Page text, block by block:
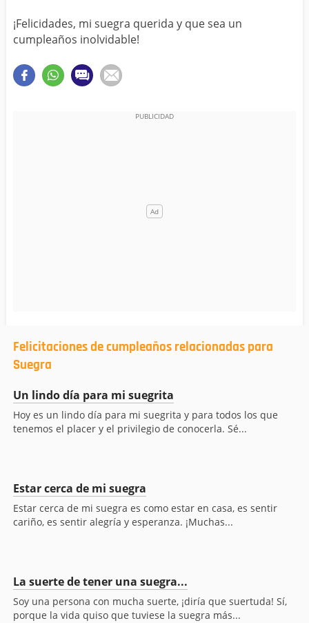
¡Felicidades, mi suegra querida y que sea un
cumpleaños inolvidable!
Felicitaciones de cumpleaños relacionadas para
Suegra
Un lindo día para mi suegrita
Hoy es un lindo día para mi suegrita y para todos los que
tenemos el placer y el privilegio de conocerla. Sé...
Estar cerca de mi suegra
Estar cerca de mi suegra es como estar en casa, es sentir
cariño, es sentir alegría y esperanza. ¡Muchas...
La suerte de tener una suegra...
Soy una persona con mucha suerte, ¡diría que suertuda! Sí,
porque la vida quiso que tuviese la suegra más...